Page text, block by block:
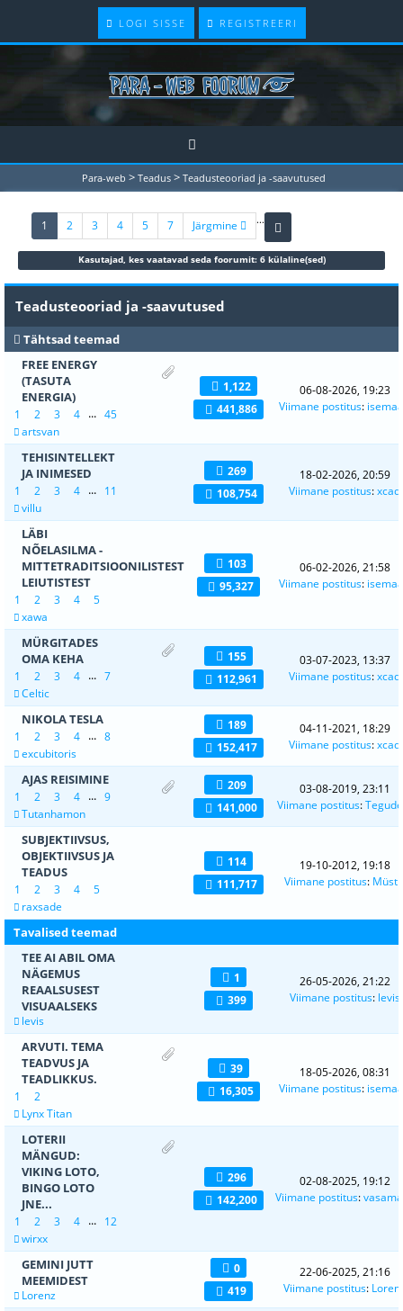
LOGI SISSE REGISTREERI
Para-web > Teadus > Teadusteooriad ja -saavutused
1 (current)
2 3 4 5 ...
7 Järgmine
Kasutajad, kes vaatavad seda foorumit: 6 külaline(sed)
Teadusteooriad ja -saavutused
Tähtsad teemad
FREE ENERGY
(TASUTA
ENERGIA)
1 2 3 4 ... 45
artsvan
1,122
441,886
06-08-2026, 19:23
Viimane postitus:
TEHISINTELLEKT
JA INIMESED
1 2 3 4 ... 11
villu
269
108,754
18-02-2026, 20:59
Viimane postitus:xcad
LÄBI
NÕELASILMA -
MITTETRADITSIOONILISTEST
LEIUTISTEST
1 2 3 4
5
xawa
103
95,327
06-02-2026, 21:58
Viimane postitus:
MÜRGITADES
OMA KEHA
1 2 3 4 ... 7
Celtic
155
112,961
03-07-2023, 13:37
Viimane postitus:xcad
NIKOLA TESLA
1 2 3 4 ... 8
excubitoris
189
152,417
04-11-2021, 18:29
Viimane postitus:xcad
AJAS REISIMINE
1 2 3 4 ... 9
Tutanhamon
209
141,000
03-08-2019, 23:11
Viimane postitus:
SUBJEKTIIVSUS,
OBJEKTIIVSUS JA
TEADUS
1 2 3 4
5
raxsade
114
111,717
19-10-2012, 19:18
Viimane postitus:
Tavalised teemad
TEE AI ABIL OMA
NÄGEMUS
REAALSUSEST
VISUAALSEKS
levis
1
399
26-05-2026, 21:22
Viimane postitus: levis
ARVUTI. TEMA
TEADVUS JA
TEADLIKKUS.
1
2
Lynx Titan
39
16,305
18-05-2026, 08:31
Viimane postitus:
LOTERII
MÄNGUD:
VIKING LOTO,
BINGO LOTO
JNE...
1 2 3 4 ... 12
wirxx
296
142,200
02-08-2025, 19:12
Viimane postitus:
GEMINI JUTT
MEEMIDEST
Lorenz
0
419
22-06-2025, 21:16
Viimane postitus: